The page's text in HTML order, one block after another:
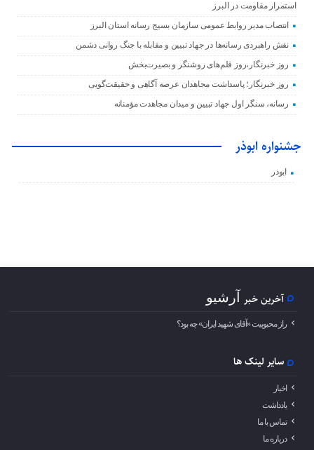
استمرار مقاومت در البرز
انتصاب مدیر روابط عمومی سازمان بسیج رسانه استان البرز
نقش راهبردی رسانه‌ها در جهاد تبیین و مقابله با جنگ روانی دشمن
روز خبرنگار،روز قلم‌های روشنگر و بصیرت‌بخش
روز خبرنگار؛ پاسداشت مجاهدان عرصه آگاهی و حقیقت‌گویی
رسانه، سنگر اول جهاد تبیین و میدان مجاهدت مؤمنانه
جشنواره ابوذر
ابوذر
آخرین خبر آرشیو
راز محبوبیت «آقای شهید ایران» چه بود؟
سایر لینک ها
اخبار
یادداشت
تماس با ما
درباره ما